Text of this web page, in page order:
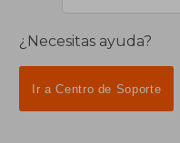
¿Necesitas ayuda?
Ir a Centro de Soporte